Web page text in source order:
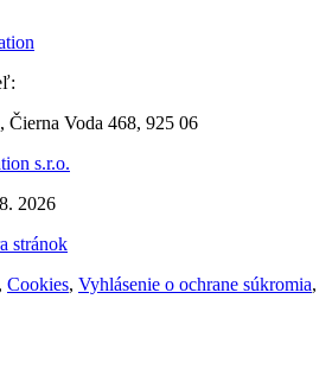
Čierna Voda 468, 925 06
s.r.o.
2026
stránok
, Cookies, Vyhlásenie o ochrane súkromia,